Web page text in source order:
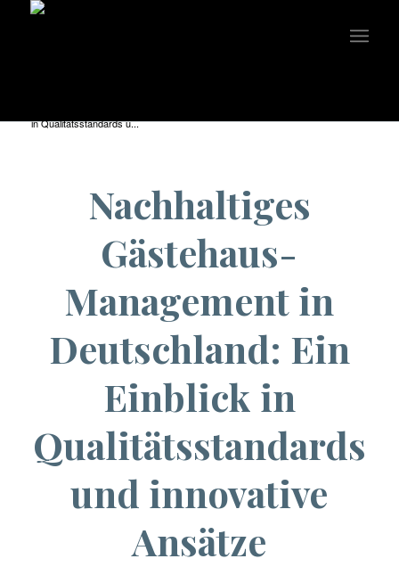
in Qualitätsstandards u...
Nachhaltiges
Gästehaus-
Management in
Deutschland: Ein
Einblick in
Qualitätsstandards
und innovative
Ansätze